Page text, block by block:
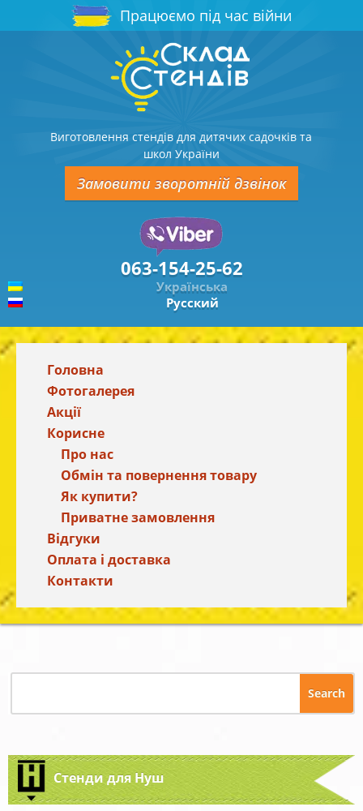
Працюємо під час війни
Виготовлення стендів для дитячих садочків та
школ України
Замовити зворотній дзвінок
063-154-25-62
Українська
Русский
Головна
Фотогалерея
Акції
Корисне
Про нас
Обмін та повернення товару
Як купити?
Приватне замовлення
Відгуки
Оплата і доставка
Контакти
Стенди для Нуш